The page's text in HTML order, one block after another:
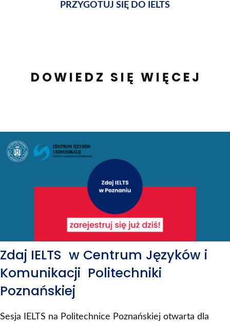
PRZYGOTUJ SIĘ DO IELTS
DOWIEDZ SIĘ WIĘCEJ
Zdaj IELTS w Centrum Języków i
Komunikacji Politechniki
Poznańskiej
Sesja IELTS na Politechnice Poznańskiej otwarta dla